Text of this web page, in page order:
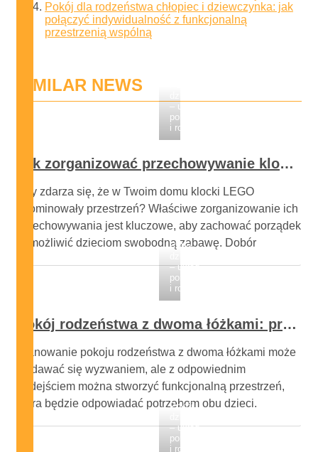
Pokój dla rodzeństwa chłopiec i dziewczynka: jak
połączyć indywidualność z funkcjonalną
przestrzenią wspólną
SIMILAR NEWS
– układ,
porządek
i rozwój
Jak zorganizować przechowywanie klocków, by utrzymać porządek i ułatwić zabawę dzieciom
Czy zdarza się, że w Twoim domu klocki LEGO
zdominowały przestrzeń? Właściwe zorganizowanie ich
przechowywania jest kluczowe, aby zachować porządek
i umożliwić dzieciom swobodną zabawę. Dobór
przechowywania może znacząco wpłynąć na to, jak
łatwo będzie odnaleźć potrzebne elementy, a także
Pokój
– układ,
porządek
i rozwój
Pokój rodzeństwa z dwoma łóżkami: praktyczne układy i pomysły na funkcjonalną aranżację przestrzeni
Planowanie pokoju rodzeństwa z dwoma łóżkami może
wydawać się wyzwaniem, ale z odpowiednim
podejściem można stworzyć funkcjonalną przestrzeń,
która będzie odpowiadać potrzebom obu dzieci.
wpływają na wykorzystanie dostępnej powierzchni oraz
Pokój
– układ,
porządek
i rozwój